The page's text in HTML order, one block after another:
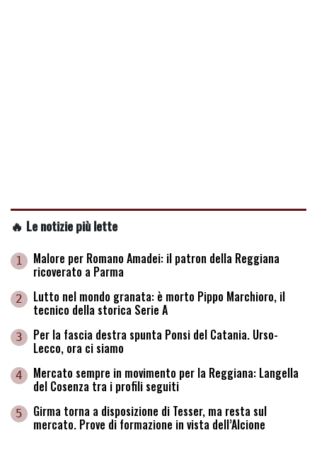
🔥 Le notizie più lette
1 Malore per Romano Amadei: il patron della Reggiana
ricoverato a Parma
2 Lutto nel mondo granata: è morto Pippo Marchioro, il
tecnico della storica Serie A
3 Per la fascia destra spunta Ponsi del Catania. Urso-
Lecco, ora ci siamo
4 Mercato sempre in movimento per la Reggiana: Langella
del Cosenza tra i profili seguiti
5 Girma torna a disposizione di Tesser, ma resta sul
mercato. Prove di formazione in vista dell’Alcione